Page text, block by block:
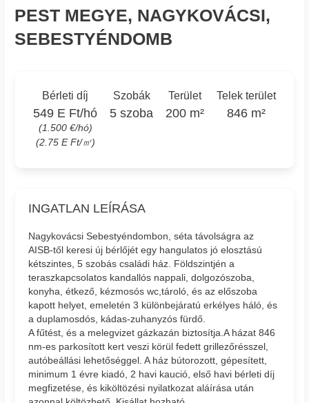
PEST MEGYE, NAGYKOVÁCSI,
SEBESTYÉNDOMB
Bérleti díj
549 E Ft/hó
(1.500 €/hó)
(2.75 E Ft/㎡)
Szobák
5 szoba
Terület
200 m²
Telek terület
846 m²
INGATLAN LEÍRÁSA
Nagykovácsi Sebestyéndombon, séta távolságra az
AISB-től keresi új bérlőjét egy hangulatos jó elosztású
kétszintes, 5 szobás családi ház. Földszintjén a
teraszkapcsolatos kandallós nappali, dolgozószoba,
konyha, étkező, kézmosós wc,tároló, és az előszoba
kapott helyet, emeletén 3 különbejáratú erkélyes háló, és
a duplamosdós, kádas-zuhanyzós fürdő.
A fűtést, és a melegvizet gázkazán biztosítja.A házat 846
nm-es parkosított kert veszi körül fedett grillezőrésszel,
autóbeállási lehetőséggel. A ház bútorozott, gépesített,
minimum 1 évre kiadó, 2 havi kaució, első havi bérleti díj
megfizetése, és kiköltözési nyilatkozat aláírása után